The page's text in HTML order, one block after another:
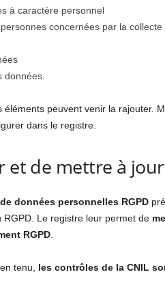
à caractère personnel
concernées par la collecte
données.
éléments peuvent venir la
dans le registre.
et de mettre à
données personnelles RGPD
Le registre leur permet de
RGPD.
tenu, les contrôles de la CNIL